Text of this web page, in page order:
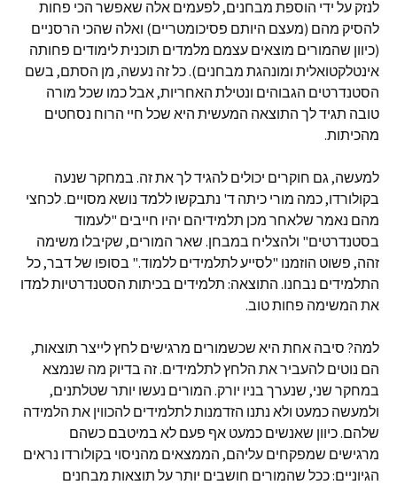
לנזק על ידי הוספת מבחנים, לפעמים אלה שאפשר הכי פחות
להסיק מהם (מעצם היותם פסיכומטריים) ואלה שהכי הרסניים
(כיוון שהמורים מוצאים עצמם מלמדים תוכנית לימודים פחותה
אינטלקטואלית ומונהגת מבחנים). כל זה נעשה, מן הסתם, בשם
הסטנדרטים הגבוהים ונטילת האחריות, אבל כמו שכל מורה
טובה תגיד לך התוצאה המעשית היא שכל חיי הרוח נסחטים
מהכיתות.
למעשה, גם חוקרים יכולים להגיד לך את זה. במחקר שנעה
בקולורדו, כמה מורי כיתה ד' נתבקשו ללמד נושא מסויים. לכחצי
מהם נאמר שלאחר מכן תלמידיהם יהיו חייבים "לעמוד
בסטנדרטים" ולהצליח במבחן. שאר המורים, שקיבלו משימה
זהה, פשוט הוזמנו "לסייע לתלמידים ללמוד." בסופו של דבר, כל
התלמידים נבחנו. התוצאה: תלמידים בכיתות הסטנדרטיות למדו
את המשימה פחות טוב.
למה? סיבה אחת היא שכשמורים מרגישים לחץ לייצר תוצאות,
הם נוטים להעביר את הלחץ לתלמידים. זה בדיוק מה שנמצא
במחקר שני, שנערך בניו יורק. המורים נעשו יותר שטלתנים,
ולמעשה כמעט ולא נתנו הזדמנות לתלמידים להכווין את הלמידה
שלהם. כיוון שאנשים כמעט אף פעם לא במיטבם כשהם
מרגישים שמפקחים עליהם, הממצאים מהניסוי בקולורדו נראים
הגיוניים: ככל שהמורים חושבים יותר על תוצאות מבחנים